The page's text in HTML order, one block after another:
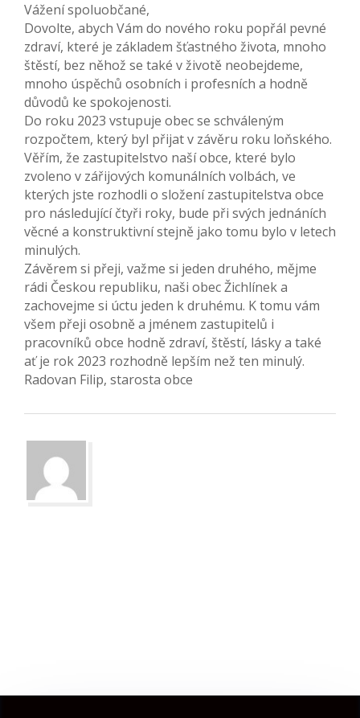
Vážení spoluobčané,
Dovolte, abych Vám do nového roku popřál pevné
zdraví, které je základem šťastného života, mnoho
štěstí, bez něhož se také v životě neobejdeme,
mnoho úspěchů osobních i profesních a hodně
důvodů ke spokojenosti.
Do roku 2023 vstupuje obec se schváleným
rozpočtem, který byl přijat v závěru roku loňského.
Věřím, že zastupitelstvo naší obce, které bylo
zvoleno v zářijových komunálních volbách, ve
kterých jste rozhodli o složení zastupitelstva obce
pro následující čtyři roky, bude při svých jednáních
věcné a konstruktivní stejně jako tomu bylo v letech
minulých.
Závěrem si přeji, važme si jeden druhého, mějme
rádi Českou republiku, naši obec Žichlínek a
zachovejme si úctu jeden k druhému. K tomu vám
všem přeji osobně a jménem zastupitelů i
pracovníků obce hodně zdraví, štěstí, lásky a také
ať je rok 2023 rozhodně lepším než ten minulý.
Radovan Filip, starosta obce